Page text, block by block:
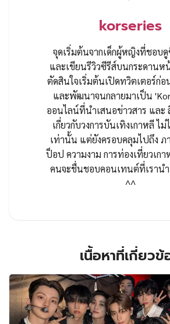
korseries
จุดเริ่มต้นจากเด็กผู้หญิงที่ชอบดู
และเขียนรีวิวซีรีส์บนกระดานห
ตัดสินใจเริ่มต้นเปิดทวิตเตอร์ก่อ
และพัฒนาจนกลายมาเป็น
ออนไลน์ที่นำเสนอข่าวสาร และ
เกี่ยวกับวงการบันเทิงเกาหลี ไ
เท่านั้น แต่ยังครอบคลุมไปถึง ภ
ป็อป ความงาม การท่องเที่ยวเก
คนจะชื่นชอบคอนเทนต์ที่เราน
^^
เนื้อหาที่เกี่ยวข้